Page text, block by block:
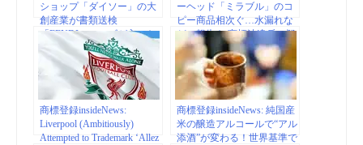
ショップ「ダイソー」の大
創産業が書類送検
「FENDI」のロゴが入った
布を不正販売 | ABEMA
TIMES
ーヘッド「ミラブル」のコ
ピー商品相次ぐ…水漏れな
どの報告も 商標法違反の疑
いで捜査（ABEMA
TIMES）| Yahoo!ニュース
商標登録insideNews:
Liverpool (Ambitiously)
Attempted to Trademark ‘Allez
商標登録insideNews: 純国産
米の醸造アルコールで“アル
添酒”が変わる！世界基準で